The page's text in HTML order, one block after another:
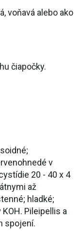
voňavá alebo ako
čiapočky.
v
20 - 40 x 4
až
hladké;
Pileipellis a
spojení.